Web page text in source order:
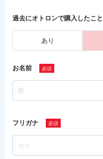
過去にオトロンで購入したこ
あり
お名前
フリガナ